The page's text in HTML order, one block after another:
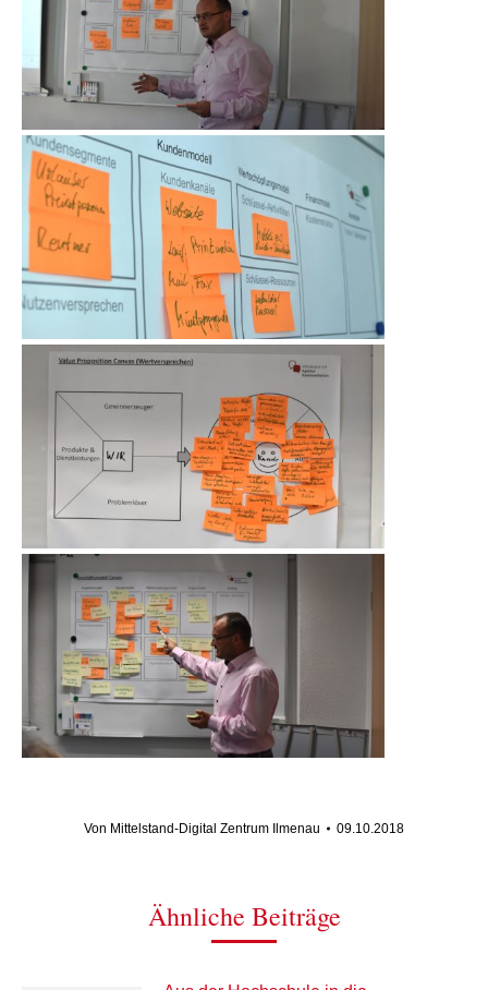
Von Mittelstand-Digital Zentrum Ilmenau 09.10.2018
Ähnliche Beiträge